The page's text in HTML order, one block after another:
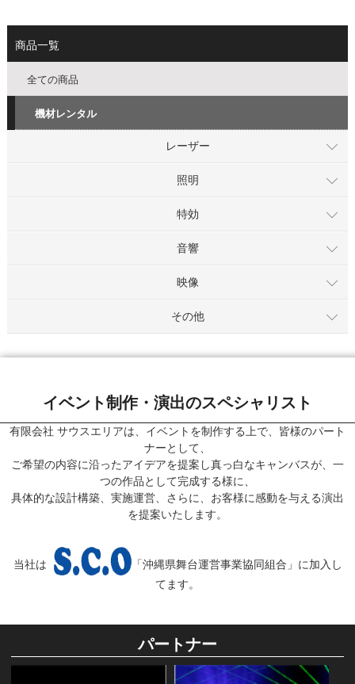
商品一覧
全ての商品
機材レンタル
レーザー
照明
特効
音響
映像
その他
イベント制作・演出のスペシャリスト
有限会社 サウスエリアは、イベントを制作する上で、皆様のパート
ナーとして、
ご希望の内容に沿ったアイデアを提案し真っ白なキャンバスが、一
つの作品として完成する様に、
具体的な設計構築、実施運営、さらに、お客様に感動を与える演出
を提案いたします。
当社は
「沖縄県舞台運営事業協同組合」に加入し
てます。
パートナー